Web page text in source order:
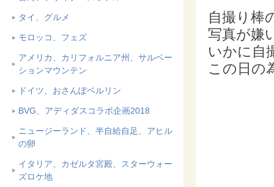
タイ、グルメ
モロッコ、フェズ
アメリカ、カリフォルニア州、サルベー
ションマウンテン
ドイツ、おさんぽベルリン
BVG、アディダスコラボ企画2018
ニュージーランド、半自給自足、アヒル
の卵
イタリア、カゼルタ宮殿、スターウォー
ズロケ地
自撮り棒
写真が嫌
いかに自
この日の